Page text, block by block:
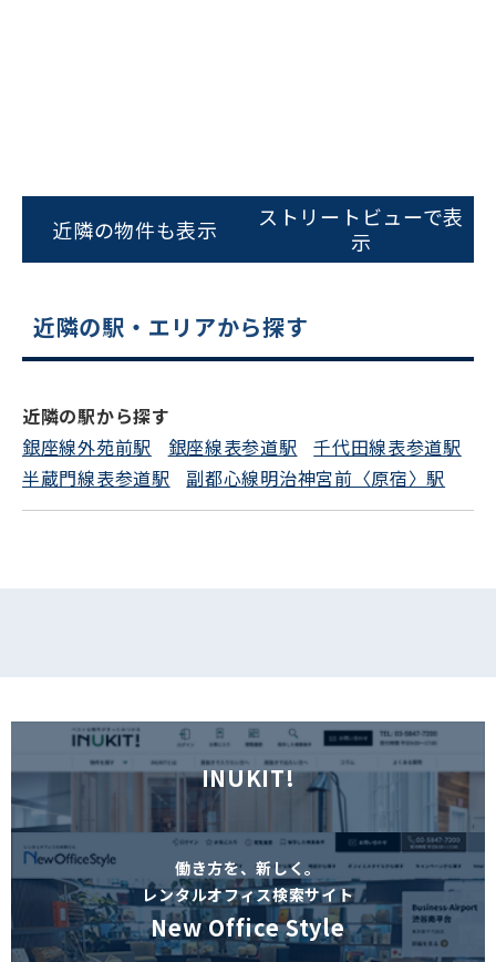
電話でお問い合わせ
近隣の物件も表示
ストリートビューで表
示
近隣の駅・エリアから探す
近隣の駅から探す
銀座線外苑前駅
銀座線表参道駅
千代田線表参道駅
半蔵門線表参道駅
副都心線明治神宮前〈原宿〉駅
INUKIT!
働き方を、新しく。
レンタルオフィス検索サイト
New Office Style